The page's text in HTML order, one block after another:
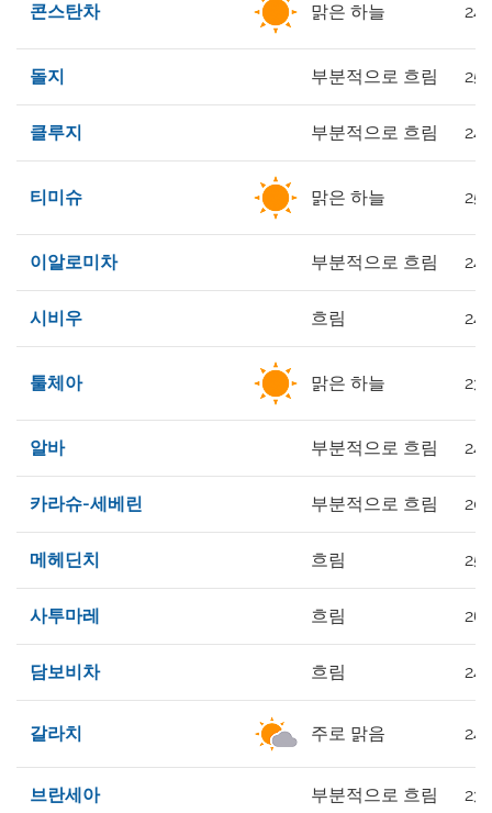
콘스탄차 맑은 하늘 24°
돌지 부분적으로 흐림 25°
클루지 부분적으로 흐림 24°
티미슈 맑은 하늘 25°
이알로미차 부분적으로 흐림 24°
시비우 흐림 24°
툴체아 맑은 하늘 23°
알바 부분적으로 흐림 24°
카라슈-세베린 부분적으로 흐림 20°
메헤딘치 흐림 25°
사투마레 흐림 26°
담보비차 흐림 24°
갈라치 주로 맑음 24°
브란세아 부분적으로 흐림 23°